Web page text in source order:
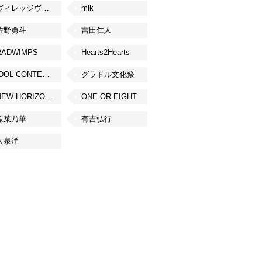
ヴィレッジヴァンガード mlk
野勇斗 吉田仁人
Hearts2Hearts
IDOL CONTENT EXPO グラドル文化祭
NEW HORIZON FEST ONE OR EIGHT
菜乃華 有吉弘行
泉洋